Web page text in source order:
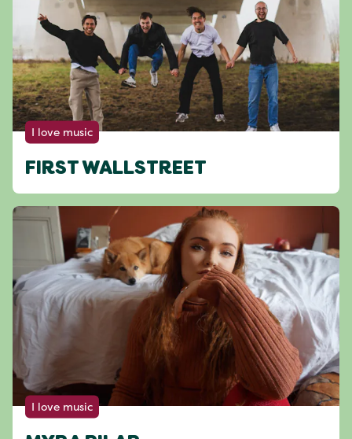
I love music
FIRST WALLSTREET
I love music